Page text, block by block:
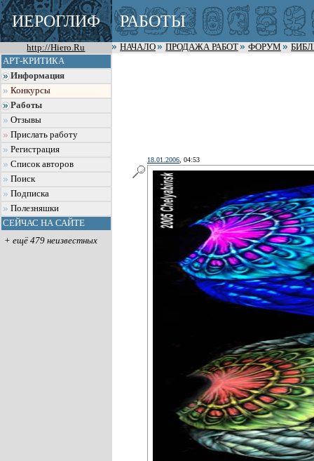
ИЕРОГЛИФ РАБОТЫ
http://Hiero.Ru НАЧАЛО ПРОДАЖА РАБОТ ФОРУМ
АРТ-КРИТИКА
Информация
Конкурсы
Работы
Отзывы
Прислать работу
Регистрация
Список авторов
Поиск
Подписка
Полезняшки
СЕЙЧАС НА САЙТЕ
+ ещё 479 неизвестных
18.01.2006 , 04:53